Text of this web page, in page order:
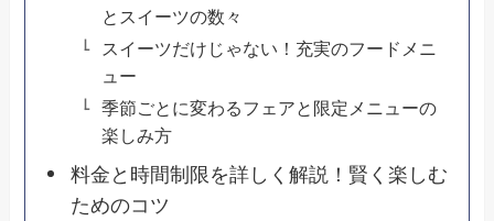
とスイーツの数々
スイーツだけじゃない！充実のフードメニ
ュー
季節ごとに変わるフェアと限定メニューの
楽しみ方
料金と時間制限を詳しく解説！賢く楽しむ
ためのコツ